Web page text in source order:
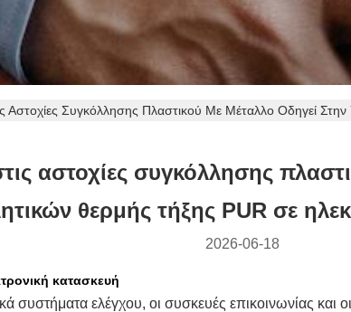
Αστοχίες Συγκόλλησης Πλαστικού Με Μέταλλο Οδηγεί
αστοχίες συγκόλλησης
θερμής τήξης PUR σε
2026-06-18
κατασκευή
συστήματα ελέγχου, οι συσκευές επικοινωνίας και